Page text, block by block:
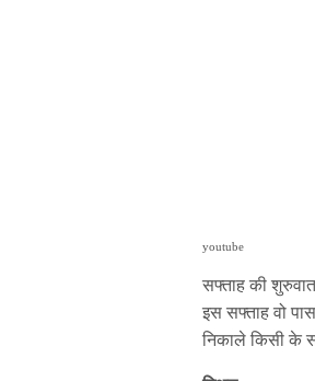
youtube
सफ्ताह की
इस सफ्ताह वो
निकाले किसी के